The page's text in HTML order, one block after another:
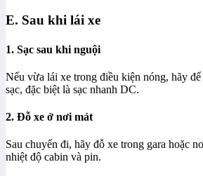
E. Sau khi lái xe
1. Sạc sau khi nguội
Nếu vừa lái xe trong điều kiện nóng, hãy
sạc, đặc biệt là sạc nhanh DC.
2. Đỗ xe ở nơi mát
Sau chuyến đi, hãy đỗ xe trong gara hoặc
nhiệt độ cabin và pin.